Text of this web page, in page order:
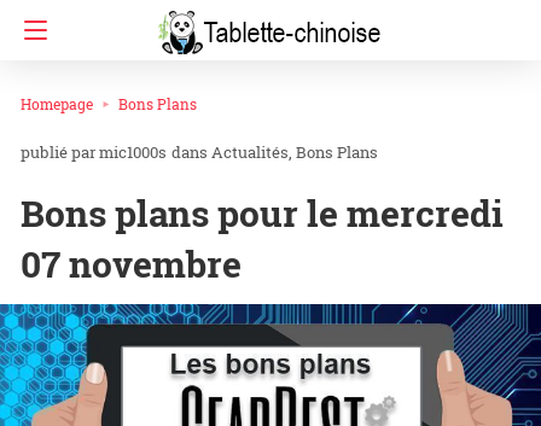
Homepage Bons Plans
mic1000s dans Actualités Bons Plans
Bons plans pour le mercredi
07 novembre